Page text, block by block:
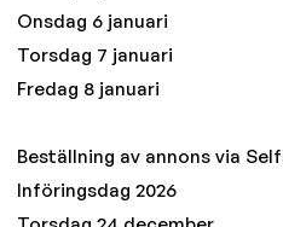
Onsdag 6 januari
Torsdag 7 januari
Fredag 8 januari
Beställning av annons via
Införingsdag 2026